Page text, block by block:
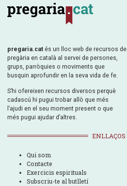
pregaria.cat és un lloc web de recursos de
pregària en català al servei de persones,
grups, parròquies o moviments que
busquin aprofundir en la seva vida de fe.
S’hi ofereixen recursos diversos perquè
cadascú hi pugui trobar allò que més
l’ajudi en el seu moment present o que
més pugui ajudar d’altres.
ENLLAÇOS
Qui som
Contacte
Exercicis espirituals
Subscriu-te al butlletí